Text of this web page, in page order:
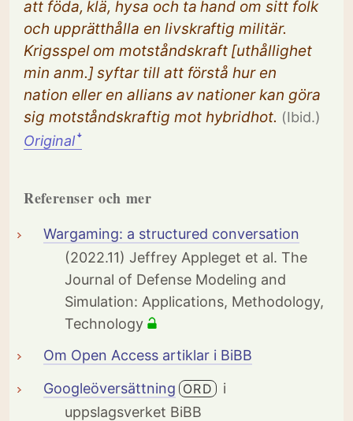
att föda, klä, hysa och ta hand om sitt folk
och upprätthålla en livskraftig militär.
Krigsspel om motståndskraft [uthållighet
min anm.] syftar till att förstå hur en
nation eller en allians av nationer kan göra
sig motståndskraftig mot hybridhot. (Ibid.)
Originalꜜ
Referenser och mer
Wargaming: a structured conversation
(2022.11) Jeffrey Appleget et al. The
Journal of Defense Modeling and
Simulation: Applications, Methodology,
Technology
Om Open Access artiklar i BiBB
Googleöversättning ORD
i
uppslagsverket BiBB